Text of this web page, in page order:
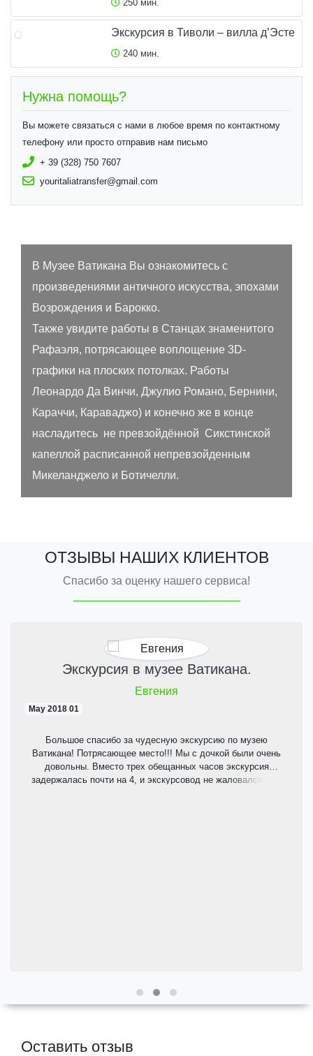
250 мин.
Экскурсия в Тиволи – вилла д’Эсте
240 мин.
Нужна помощь?
Вы можете связаться с нами в любое время по контактному
телефону или просто отправив нам письмо
+ 39 (328) 750 7607
youritaliatransfer@gmail.com
В Музее Ватикана Вы ознакомитесь с
произведениями античного искусства, эпохами
Возрождения и Барокко.
Также увидите работы в Станцах знаменитого
Рафаэля, потрясающее воплощение 3D-
графики на плоских потолках. Работы
Леонардо Да Винчи, Джулио Романо, Бернини,
Караччи, Караваджо) и конечно же в конце
насладитесь не превзойдённой Сикстинской
капеллой расписанной непревзойденным
Микеланджело и Ботичелли.
ОТЗЫВЫ НАШИХ КЛИЕНТОВ
Спасибо за оценку нашего сервиса!
Экскурсия в музее Ватикана.
Евгения
01 May 2018
Большое спасибо за чудесную экскурсию по музею
Ватикана! Потрясающее место!!! Мы с дочкой были очень
довольны. Вместо трех обещанных часов экскурсия
задержалась почти на 4, и экскурсовод не жаловался, что
Оставить отзыв